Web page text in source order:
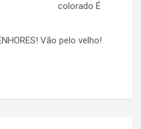
colorado É
Vão pelo velho!